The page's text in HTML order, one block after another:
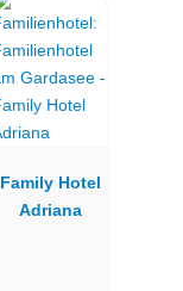
Family Hotel
Adriana